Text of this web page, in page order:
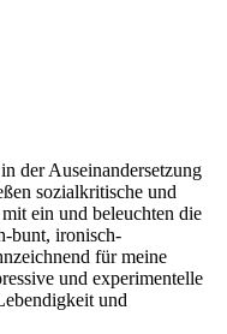
der Auseinandersetzung
sozialkritische und
ein und beleuchten die
bunt, ironisch-
für meine
und experimentelle
und